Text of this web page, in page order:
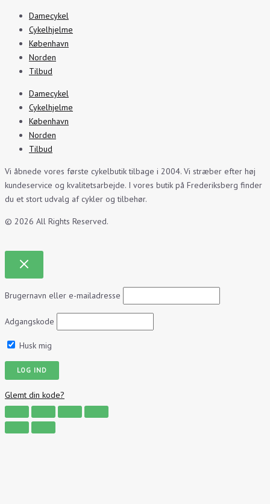
Damecykel
Cykelhjelme
København
Norden
Tilbud
Damecykel
Cykelhjelme
København
Norden
Tilbud
Vi åbnede vores første cykelbutik tilbage i 2004. Vi stræber efter høj
kundeservice og kvalitetsarbejde. I vores butik på Frederiksberg finder
du et stort udvalg af cykler og tilbehør.
© 2026 All Rights Reserved.
Brugernavn eller e-mailadresse
Adgangskode
Husk mig
Glemt din kode?